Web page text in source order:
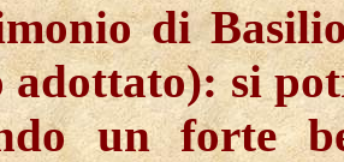
di
si
un forte